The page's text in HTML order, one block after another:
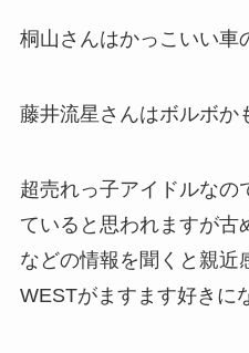
桐山さんはかっこいい車
藤井流星さんはボルボか
超売れっ子アイドルなの
ていると思われますが古
などの情報を聞くと親近
WESTがますます好きに